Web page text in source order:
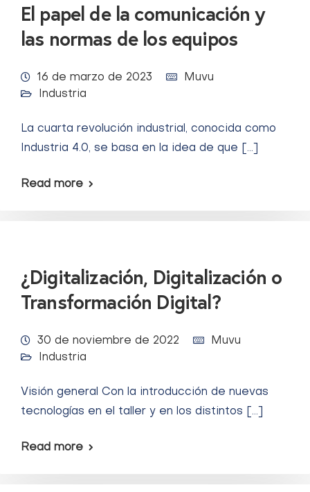
El papel de la comunicación y
las normas de los equipos
16 de marzo de 2023
Muvu
Industria
La cuarta revolución industrial, conocida como
Industria 4.0, se basa en la idea de que […]
Read more
¿Digitalización, Digitalización o
Transformación Digital?
30 de noviembre de 2022
Muvu
Industria
Visión general Con la introducción de nuevas
tecnologías en el taller y en los distintos […]
Read more